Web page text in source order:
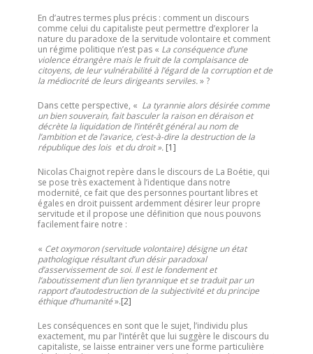
En d’autres termes plus précis : comment un discours
comme celui du capitaliste peut permettre d’explorer la
nature du paradoxe de la servitude volontaire et comment
un régime politique n’est pas « La conséquence d’une
violence étrangère mais le fruit de la complaisance de
citoyens, de leur vulnérabilité à l’égard de la corruption et de
la médiocrité de leurs dirigeants serviles.» ?
Dans cette perspective, « La tyrannie alors désirée comme
un bien souverain, fait basculer la raison en déraison et
décrète la liquidation de l’intérêt général au nom de
l’ambition et de l’avarice, c’est-à-dire la destruction de la
république des lois et du droit ». [1]
Nicolas Chaignot repère dans le discours de La Boétie, qui
se pose très exactement à l’identique dans notre
modernité, ce fait que des personnes pourtant libres et
égales en droit puissent ardemment désirer leur propre
servitude et il propose une définition que nous pouvons
facilement faire notre :
« Cet oxymoron (servitude volontaire) désigne un état
pathologique résultant d’un désir paradoxal
d’asservissement de soi. Il est le fondement et
l’aboutissement d’un lien tyrannique et se traduit par un
rapport d’autodestruction de la subjectivité et du principe
éthique d’humanité».[2]
Les conséquences en sont que le sujet, l’individu plus
exactement, mu par l’intérêt que lui suggère le discours du
capitaliste, se laisse entrainer vers une forme particulière